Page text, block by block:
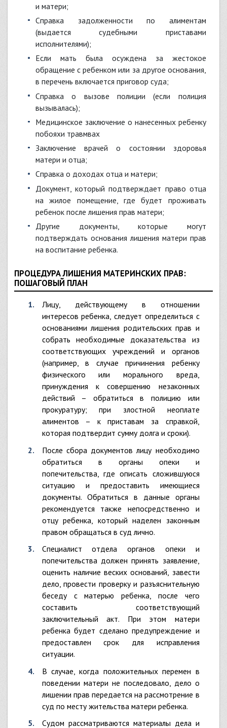
и матери;
справка задолженности по алиментам
(выдается судебными приставами
исполнителями);
если мать была осуждена за жестокое
обращение с ребенком или за другое основания,
в перечень включается приговор суда;
справка о вызове полиции (если полиция
вызывалась);
медицинское заключение о нанесенных ребенку
побояхи травмвах
заключение врачей о состоянии здоровья
матери и отца;
справка о доходах отца и матери;
документ, который подтверждает право отца
на жилое помещение, где будет проживать
ребенок после лишения прав матери;
другие документы, которые могут
подтверждать основания лишения матери прав
на воспитание ребенка.
ПРОЦЕДУРА ЛИШЕНИЯ МАТЕРИНСКИХ ПРАВ:
ПОШАГОВЫЙ ПЛАН
Лицу, действующему в отношении
интересов ребенка, следует определиться с
основаниями лишения родительских прав и
собрать необходимые доказательства из
соответствующих учреждений и органов
(например, в случае причинения ребенку
физического или морального вреда,
принуждения к совершению незаконных
действий – обратиться в полицию или
прокуратуру; при злостной неоплате
алиментов – к приставам за справкой,
которая подтвердит сумму долга и сроки).
После сбора документов лицу необходимо
обратиться в органы опеки и
попечительства, где описать сложившуюся
ситуацию и предоставить имеющиеся
документы. Обратиться в данные органы
рекомендуется также непосредственно и
отцу ребенка, который наделен законным
правом обращаться в суд лично.
Специалист отдела органов опеки и
попечительства должен принять заявление,
оценить наличие веских оснований, завести
дело, провести проверку и разъяснительную
беседу с матерью ребенка, после чего
составить соответствующий
заключительный акт. При этом матери
ребенка будет сделано предупреждение и
предоставлен срок для исправления
ситуации.
В случае, когда положительных перемен в
поведении матери не последовало, дело о
лишении прав передается на рассмотрение в
суд по месту жительства матери ребенка.
Судом рассматриваются материалы дела и